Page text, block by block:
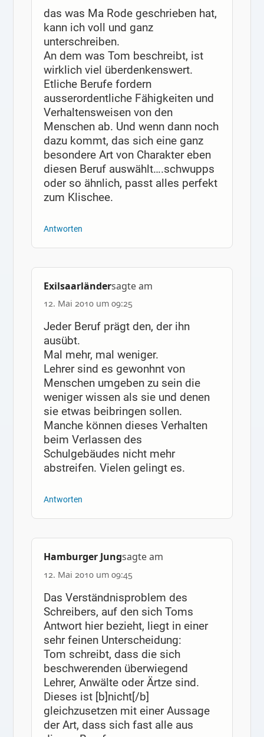
das was Ma Rode geschrieben hat,
kann ich voll und ganz
unterschreiben.
An dem was Tom beschreibt, ist
wirklich viel überdenkenswert.
Etliche Berufe fordern
ausserordentliche Fähigkeiten und
Verhaltensweisen von den
Menschen ab. Und wenn dann noch
dazu kommt, das sich eine ganz
besondere Art von Charakter eben
diesen Beruf auswählt….schwupps
oder so ähnlich, passt alles perfekt
zum Klischee.
Antworten
Exilsaarländersagte am
12. Mai 2010 um 09:25
Jeder Beruf prägt den, der ihn
ausübt.
Mal mehr, mal weniger.
Lehrer sind es gewonhnt von
Menschen umgeben zu sein die
weniger wissen als sie und denen
sie etwas beibringen sollen.
Manche können dieses Verhalten
beim Verlassen des
Schulgebäudes nicht mehr
abstreifen. Vielen gelingt es.
Antworten
Hamburger Jungsagte am
12. Mai 2010 um 09:45
Das Verständnisproblem des
Schreibers, auf den sich Toms
Antwort hier bezieht, liegt in einer
sehr feinen Unterscheidung:
Tom schreibt, dass die sich
beschwerenden überwiegend
Lehrer, Anwälte oder Ärtze sind.
Dieses ist [b]nicht[/b]
gleichzusetzen mit einer Aussage
der Art, dass sich fast alle aus